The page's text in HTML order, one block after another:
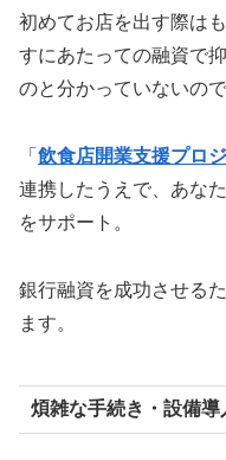
初めてお店を出す際は
すにあたっての融資で
のと分かっていないの
「 飲食店開業支援プロ
連携したうえで、あな
をサポート。
銀行融資を成功させる
ます。
煩雑な手続き・設備導